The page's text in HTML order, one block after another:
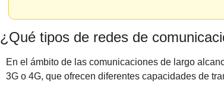
¿Qué tipos de redes de
En el ámbito de las comunicaciones de largo
3G o 4G, que ofrecen diferentes capacidades de